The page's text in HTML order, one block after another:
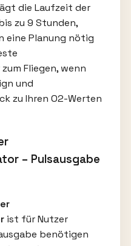
die Laufzeit der
zu 9 Stunden,
eine Planung nötig
Fliegen, wenn
und
zu Ihren O2-Werten
– Pulsausgabe
ist für Nutzer
benötigen